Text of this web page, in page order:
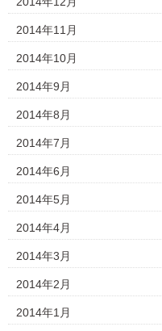
2014年11月
2014年10月
2014年9月
2014年8月
2014年7月
2014年6月
2014年5月
2014年4月
2014年3月
2014年2月
2014年1月